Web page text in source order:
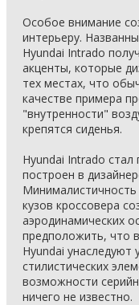
Особое внимание
интерьеру.
Hyundai Intrado
акценты, которые
тех местах, что
качестве примера
"внутренности"
крепятся сиденья.
Hyundai Intrado
построен в
кузов кроссовера
аэродинамических
предположить, что
Hyundai унаследуют
стилистических
возможности
ничего не известно.